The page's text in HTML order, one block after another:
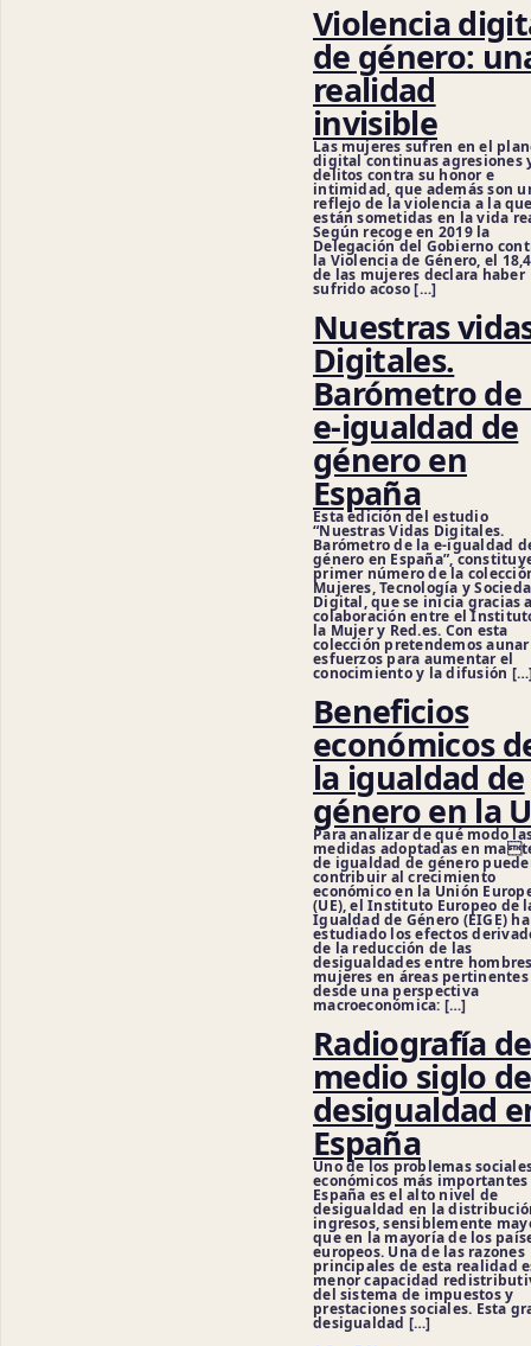
Violencia
de género:
realidad
invisible
Las mujeres sufren en el
digital continuas agresiones
delitos contra su honor e
intimidad, que además son
reflejo de la violencia a la
están sometidas en la vida
Según recoge en 2019 la
Delegación del Gobierno
la Violencia de Género, el
de las mujeres declara haber
sufrido acoso […]
Nuestras
Digitales.
Barómetro de
e-igualdad de
género en
España
Esta edición del estudio
“Nuestras Vidas Digitales.
Barómetro de la e-igualdad
género en España”,
primer número de la
Mujeres, Tecnología y
Digital, que se inicia gracias
colaboración entre el
la Mujer y Red.es. Con esta
colección pretendemos aunar
esfuerzos para aumentar el
conocimiento y la difusión
Beneficios
económicos
la igualdad de
género en la
Para analizar de qué modo
medidas adoptadas en
de igualdad de género
contribuir al crecimiento
económico en la Unión
(UE), el Instituto Europeo de
Igualdad de Género (EIGE) ha
estudiado los efectos
de la reducción de las
desigualdades entre
mujeres en áreas pertinentes
desde una perspectiva
macroeconómica: […]
Radiografía de
medio siglo de
desigualdad
España
Uno de los problemas
económicos más importantes
España es el alto nivel de
desigualdad en la
ingresos, sensiblemente
que en la mayoría de los
europeos. Una de las razones
principales de esta realidad
menor capacidad
del sistema de impuestos y
prestaciones sociales. Esta
desigualdad […]